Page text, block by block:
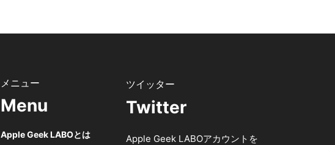
Menu
Apple Geek LABOとは
Twitter
Apple Geek LABOアカウントを